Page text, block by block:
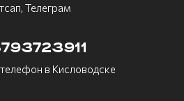
Телеграм
в Кисловодске